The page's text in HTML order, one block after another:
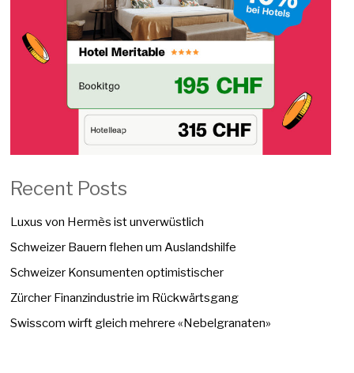
Recent Posts
Luxus von Hermès ist unverwüstlich
Schweizer Bauern flehen um Auslandshilfe
Schweizer Konsumenten optimistischer
Zürcher Finanzindustrie im Rückwärtsgang
Swisscom wirft gleich mehrere «Nebelgranaten»